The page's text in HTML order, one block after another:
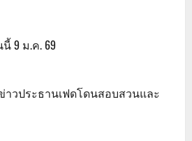
9 ม.ค. 69
วประธานเฟดโดนสอบสวนและ